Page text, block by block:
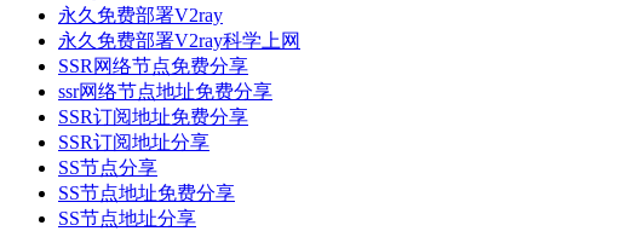
永久免费部署V2ray
永久免费部署V2ray科学上网
SSR网络节点免费分享
ssr网络节点地址免费分享
SSR订阅地址免费分享
SSR订阅地址分享
SS节点分享
SS节点地址免费分享
SS节点地址分享